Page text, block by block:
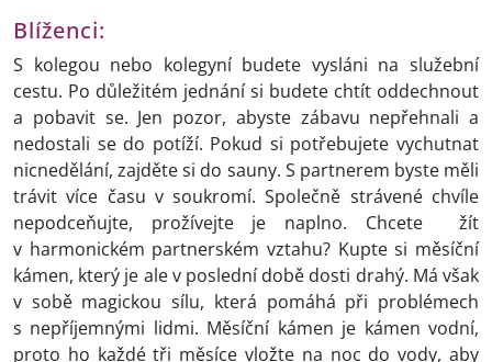
Blíženci:
S kolegou nebo kolegyní budete vysláni na služební
cestu. Po důležitém jednání si budete chtít oddechnout
a pobavit se. Jen pozor, abyste zábavu nepřehnali a
nedostali se do potíží. Pokud si potřebujete vychutnat
nicnedělání, zajděte si do sauny. S partnerem byste měli
trávit více času v soukromí. Společně strávené chvíle
nepodceňujte, prožívejte je naplno. Chcete žít
v harmonickém partnerském vztahu? Kupte si měsíční
kámen, který je ale v poslední době dosti drahý. Má však
v sobě magickou sílu, která pomáhá při problémech
s nepříjemnými lidmi. Měsíční kámen je kámen vodní,
proto ho každé tři měsíce vložte na noc do vody, aby